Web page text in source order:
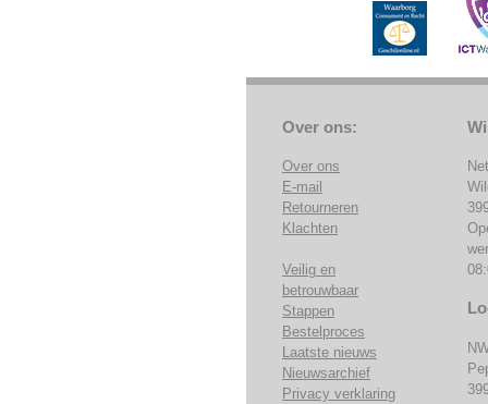
Over ons:
Over ons
E-mail
Retourneren
Klachten
Veilig en
betrouwbaar
Stappen
Bestelproces
Laatste nieuws
Nieuwsarchief
Privacy verklaring